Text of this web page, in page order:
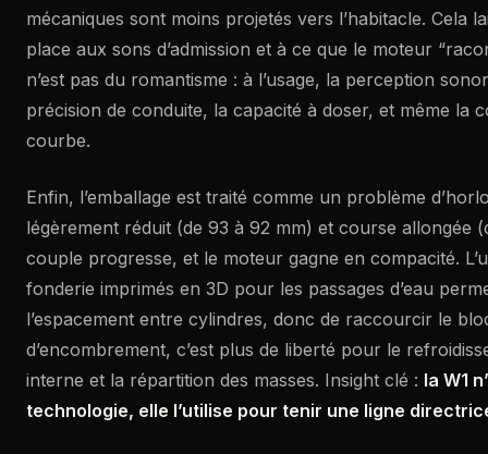
mécaniques sont moins projetés vers l’habitacle. Cela
place aux sons d’admission et à ce que le moteur
n’est pas du romantisme : à l’usage, la perception
précision de conduite, la capacité à doser, et même la
courbe.
Enfin, l’emballage est traité comme un problème
légèrement réduit (de 93 à 92 mm) et course allongée
couple progresse, et le moteur gagne en compacité.
fonderie imprimés en 3D pour les passages d’eau
l’espacement entre cylindres, donc de raccourcir le
d’encombrement, c’est plus de liberté pour le
interne et la répartition des masses. Insight clé : la W1
technologie, elle l’utilise pour tenir une ligne